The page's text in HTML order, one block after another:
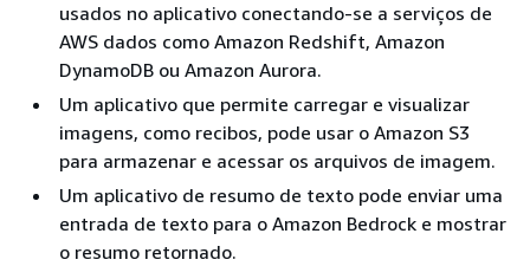
usados no aplicativo conectando-se a serviços de
AWS dados como Amazon Redshift, Amazon
DynamoDB ou Amazon Aurora.
Um aplicativo que permite carregar e visualizar
imagens, como recibos, pode usar o Amazon S3
para armazenar e acessar os arquivos de imagem.
Um aplicativo de resumo de texto pode enviar uma
entrada de texto para o Amazon Bedrock e mostrar
o resumo retornado.